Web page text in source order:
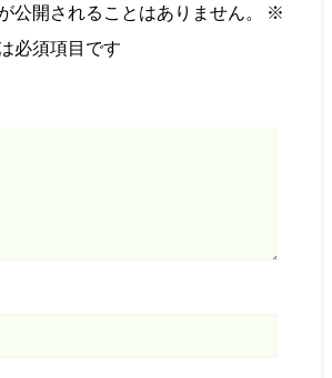
公開されることはありません。
※
必須項目です